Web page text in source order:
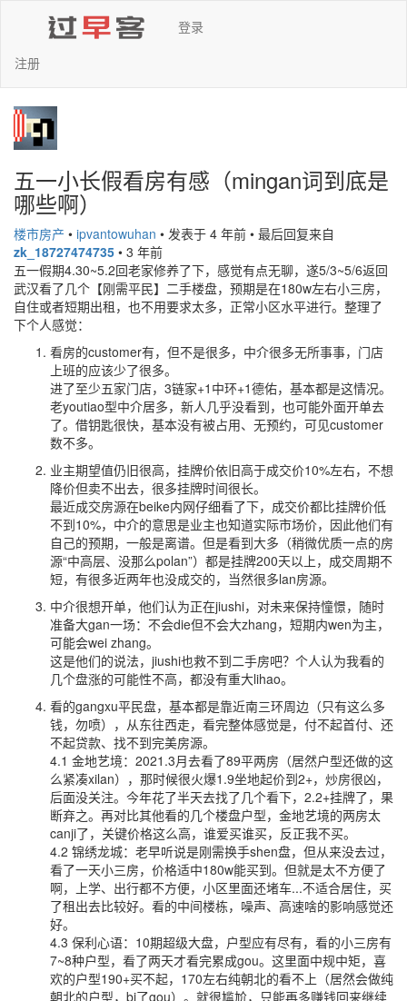
登录
注册
五一小长假看房有感（mingan词到底是
哪些啊）
楼市房产 • ipvantowuhan • 发表于 4 年前 • 最后回复来自
zk_18727474735 • 3 年前
五一假期4.30~5.2回老家修养了下，感觉有点无聊，遂5/3~5/6返回
武汉看了几个【刚需平民】二手楼盘，预期是在180w左右小三房，
自住或者短期出租，也不用要求太多，正常小区水平进行。整理了
下个人感觉：
看房的customer有，但不是很多，中介很多无所事事，门店
上班的应该少了很多。
进了至少五家门店，3链家+1中环+1德佑，基本都是这情况。
老youtiao型中介居多，新人几乎没看到，也可能外面开单去
了。借钥匙很快，基本没有被占用、无预约，可见customer
数不多。
业主期望值仍旧很高，挂牌价依旧高于成交价10%左右，不想
降价但卖不出去，很多挂牌时间很长。
最近成交房源在beike内网仔细看了下，成交价都比挂牌价低
不到10%，中介的意思是业主也知道实际市场价，因此他们有
自己的预期，一般是离谱。但是看到大多（稍微优质一点的房
源“中高层、没那么polan”）都是挂牌200天以上，成交周期不
短，有很多近两年也没成交的，当然很多lan房源。
中介很想开单，他们认为正在jiushi，对未来保持憧憬，随时
准备大gan一场：不会die但不会大zhang，短期内wen为主，
可能会wei zhang。
这是他们的说法，jiushi也救不到二手房吧？个人认为我看的
几个盘涨的可能性不高，都没有重大lihao。
看的gangxu平民盘，基本都是靠近南三环周边（只有这么多
钱，勿喷），从东往西走，看完整体感觉是，付不起首付、还
不起贷款、找不到完美房源。
4.1 金地艺境：2021.3月去看了89平两房（居然户型还做的这
么紧凑xilan），那时候很火爆1.9坐地起价到2+，炒房很凶，
后面没关注。今年花了半天去找了几个看下，2.2+挂牌了，果
断弃之。再对比其他看的几个楼盘户型，金地艺境的两房太
canji了，关键价格这么高，谁爱买谁买，反正我不买。
4.2 锦绣龙城：老早听说是刚需换手shen盘，但从来没去过，
看了一天小三房，价格适中180w能买到。但就是太不方便了
啊，上学、出行都不方便，小区里面还堵车...不适合居住，买
了租出去比较好。看的中间楼栋，噪声、高速啥的影响感觉还
好。
4.3 保利心语：10期超级大盘，户型应有尽有，看的小三房有
7~8种户型，看了两天才看完累成gou。这里面中规中矩，喜
欢的户型190+买不起，170左右纯朝北的看不上（居然会做纯
朝北的户型，bi了gou）。就很尴尬，只能再多赚钱回来继续